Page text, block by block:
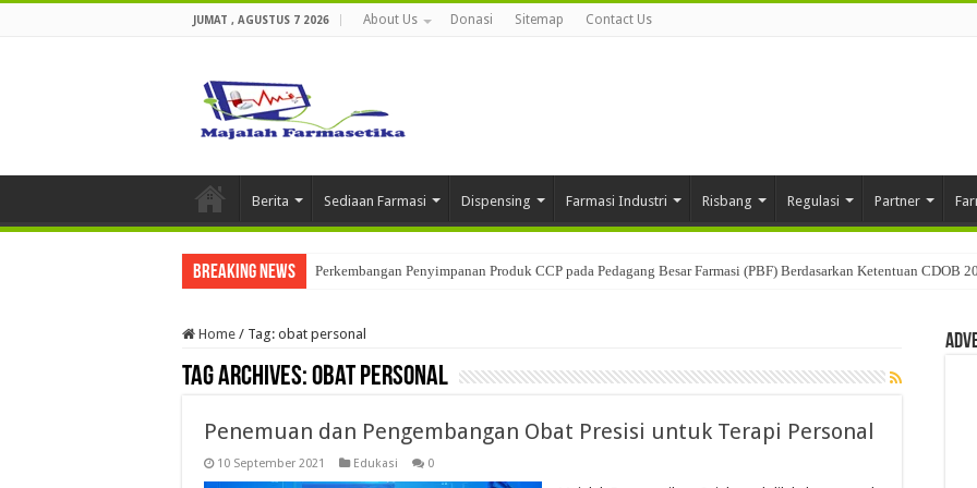
JUMAT , AGUSTUS 7 2026 About Us Donasi Sitemap Contact Us
Berita Sediaan Farmasi Dispensing Farmasi Industri Risbang Regulasi Partner
Breaking News Perkembangan Penyimpanan Produk CCP pada Pedagang Besar Farmasi (PBF) Berdasarkan Ketentuan CDOB
Ketika Obat Menunggu Keputusan: Mengenal Peran Karantina Produk dalam Distribusi Farmasi
Home / Tag: obat personal
Tag Archives:obat personal
Penemuan dan Pengembangan Obat Presisi untuk Terapi Personal
10 September 2021 Edukasi 0